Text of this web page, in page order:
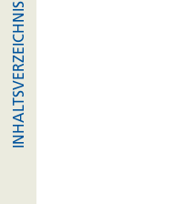
INHALTSVERZEICHNIS